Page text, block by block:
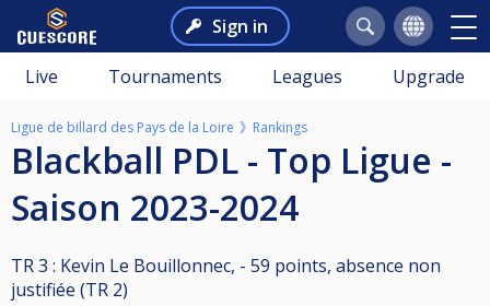
Sign in
Live Tournaments Leagues Upgrade
Ligue de billard des Pays de la Loire Rankings
Blackball PDL - Top Ligue -
Saison 2023-2024
TR 3 : Kevin Le Bouillonnec, - 59 points, absence non
justifiée (TR 2)